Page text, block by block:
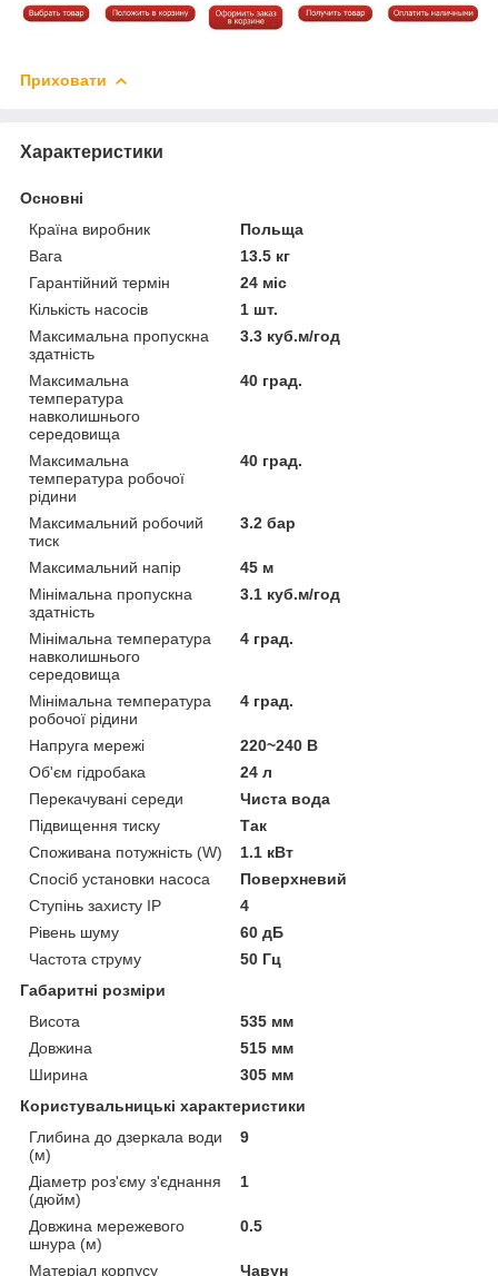
Приховати
Характеристики
Основні
Країна виробник
Польща
Вага
13.5 кг
Гарантійний термін
24 міс
Кількість насосів
1 шт.
Максимальна пропускна
здатність
3.3 куб.м/год
Максимальна
температура
навколишнього
середовища
40 град.
Максимальна
температура робочої
рідини
40 град.
Максимальний робочий
тиск
3.2 бар
Максимальний напір
45 м
Мінімальна пропускна
здатність
3.1 куб.м/год
Мінімальна температура
навколишнього
середовища
4 град.
Мінімальна температура
робочої рідини
4 град.
Напруга мережі
220~240 В
Об'єм гідробака
24 л
Перекачувані середи
Чиста вода
Підвищення тиску
Так
Споживана потужність (W)
1.1 кВт
Спосіб установки насоса
Поверхневий
Ступінь захисту IP
4
Рівень шуму
60 дБ
Частота струму
50 Гц
Габаритні розміри
Висота
535 мм
Довжина
515 мм
Ширина
305 мм
Користувальницькі характеристики
Глибина до дзеркала води
(м)
9
Діаметр роз'єму з'єднання
(дюйм)
1
Довжина мережевого
шнура (м)
0.5
Матеріал корпусу Чавун